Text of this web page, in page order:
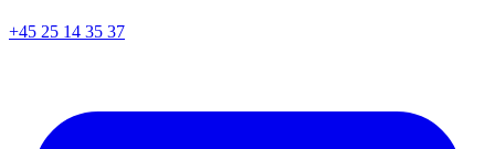
+45 25 14 35 37